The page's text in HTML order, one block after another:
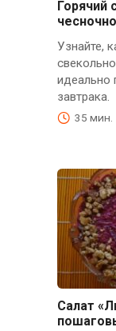
Горячий
Узнайте,
идеально
завтрака.
35 мин.
Салат